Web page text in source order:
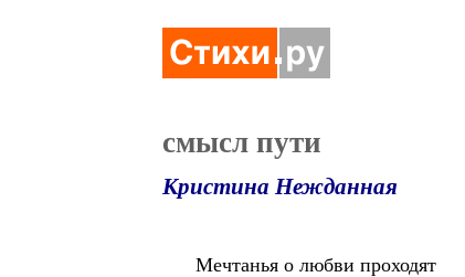
смысл пути
Кристина Нежданная
Мечтанья о любви проходят